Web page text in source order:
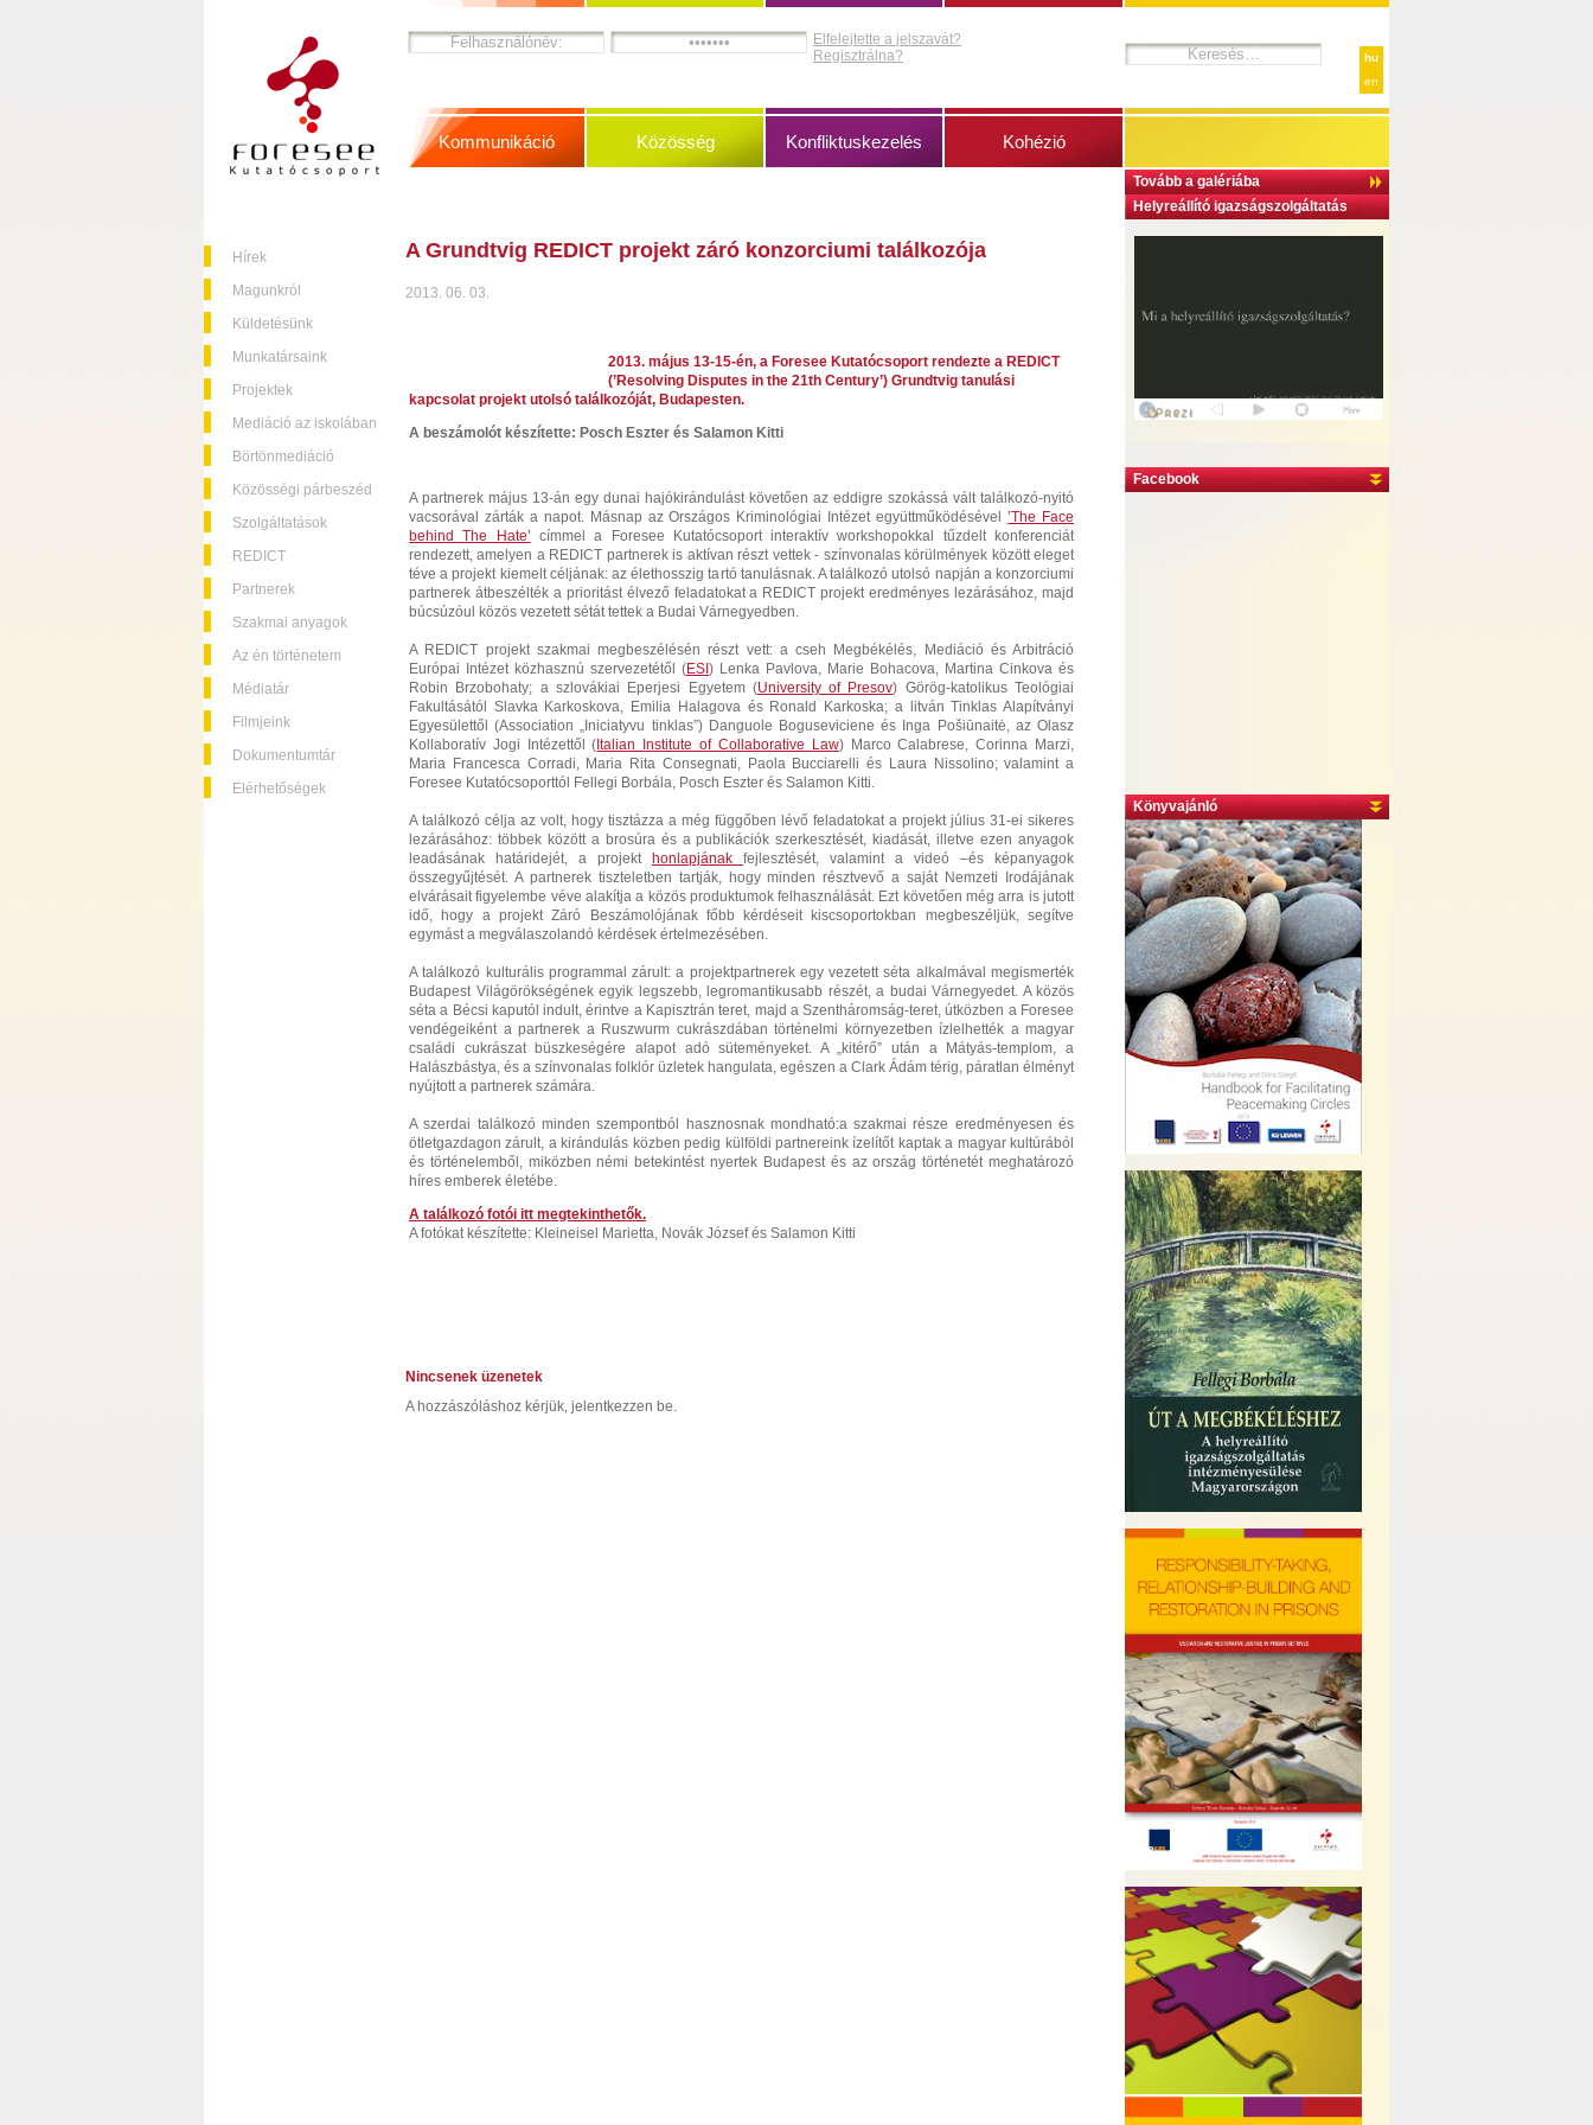
Hírek
Magunkról
Küldetésünk
Munkatársaink
Projektek
Mediáció az iskolában
Börtönmediáció
Közösségi párbeszéd
Szolgáltatások
REDICT
Partnerek
Szakmai anyagok
Az én történetem
Médiatár
Filmjeink
Dokumentumtár
Elérhetőségek
hu
en
Tovább a galériába
Helyreállító igazságszolgáltatás
Facebook
Könyvajánló
Elfelejtette a jelszavát?
Regisztrálna?
Kommunikáció Közösség Konfliktuskezelés Kohézió
A Grundtvig REDICT projekt záró konzorciumi találkozója
2013. 06. 03.
2013. május 13-15-én, a Foresee Kutatócsoport rendezte a REDICT
(’Resolving Disputes in the 21th Century’) Grundtvig tanulási
kapcsolat projekt utolsó találkozóját, Budapesten.
A beszámolót készítette: Posch Eszter és Salamon Kitti
A partnerek május 13-án egy dunai hajókirándulást követően az eddigre szokássá vált találkozó-nyitó
vacsorával zárták a napot. Másnap az Országos Kriminológiai Intézet együttműködésével’The Face
behind The Hate’ címmel a Foresee Kutatócsoport interaktív workshopokkal tűzdelt konferenciát
rendezett, amelyen a REDICT partnerek is aktívan részt vettek - színvonalas körülmények között eleget
téve a projekt kiemelt céljának: az élethosszig tartó tanulásnak. A találkozó utolsó napján a konzorciumi
partnerek átbeszélték a prioritást élvező feladatokat a REDICT projekt eredményes lezárásához, majd
búcsúzóul közös vezetett sétát tettek a Budai Várnegyedben.
A REDICT projekt szakmai megbeszélésén részt vett: a cseh Megbékélés, Mediáció és Arbitráció
Európai Intézet közhasznú szervezetétől (ESI ) Lenka Pavlova, Marie Bohacova, Martina Cinkova és
Robin Brzobohaty; a szlovákiai Eperjesi Egyetem (University of Presov) Görög-katolikus Teológiai
Fakultásától Slavka Karkoskova, Emilia Halagova és Ronald Karkoska; a litván Tinklas Alapítványi
Egyesülettől (Association „Iniciatyvu tinklas”) Danguole Boguseviciene és Inga Pošiūnaitė, az Olasz
Kollaboratív Jogi Intézettől ( Italian Institute of Collaborative Law) Marco Calabrese, Corinna Marzi,
Maria Francesca Corradi, Maria Rita Consegnati, Paola Bucciarelli és Laura Nissolino; valamint a
Foresee Kutatócsoporttól Fellegi Borbála, Posch Eszter és Salamon Kitti.
A találkozó célja az volt, hogy tisztázza a még függőben lévő feladatokat a projekt július 31-ei sikeres
lezárásához: többek között a brosúra és a publikációk szerkesztését, kiadását, illetve ezen anyagok
leadásának határidejét, a projekt
honlapjának fejlesztését, valamint a videó –és képanyagok
összegyűjtését. A partnerek tiszteletben tartják, hogy minden résztvevő a saját Nemzeti Irodájának
elvárásait figyelembe véve alakítja a közös produktumok felhasználását. Ezt követően még arra is jutott
idő, hogy a projekt Záró Beszámolójának főbb kérdéseit kiscsoportokban megbeszéljük, segítve
egymást a megválaszolandó kérdések értelmezésében.
A találkozó kulturális programmal zárult: a projektpartnerek egy vezetett séta alkalmával megismerték
Budapest Világörökségének egyik legszebb, legromantikusabb részét, a budai Várnegyedet. A közös
séta a Bécsi kaputól indult, érintve a Kapisztrán teret, majd a Szentháromság-teret, útközben a Foresee
vendégeiként a partnerek a Ruszwurm cukrászdában történelmi környezetben ízlelhették a magyar
családi cukrászat büszkeségére alapot adó süteményeket. A „kitérő” után a Mátyás-templom, a
Halászbástya, és a színvonalas folklór üzletek hangulata, egészen a Clark Ádám térig, páratlan élményt
nyújtott a partnerek számára.
A szerdai találkozó minden szempontból hasznosnak mondható:a szakmai része eredményesen és
ötletgazdagon zárult, a kirándulás közben pedig külföldi partnereink ízelítőt kaptak a magyar kultúrából
és történelemből, miközben némi betekintést nyertek Budapest és az ország történetét meghatározó
híres emberek életébe.
A találkozó fotói itt megtekinthetők.
A fotókat készítette: Kleineisel Marietta, Novák József és Salamon Kitti
Nincsenek üzenetek
A hozzászóláshoz kérjük, jelentkezzen be.